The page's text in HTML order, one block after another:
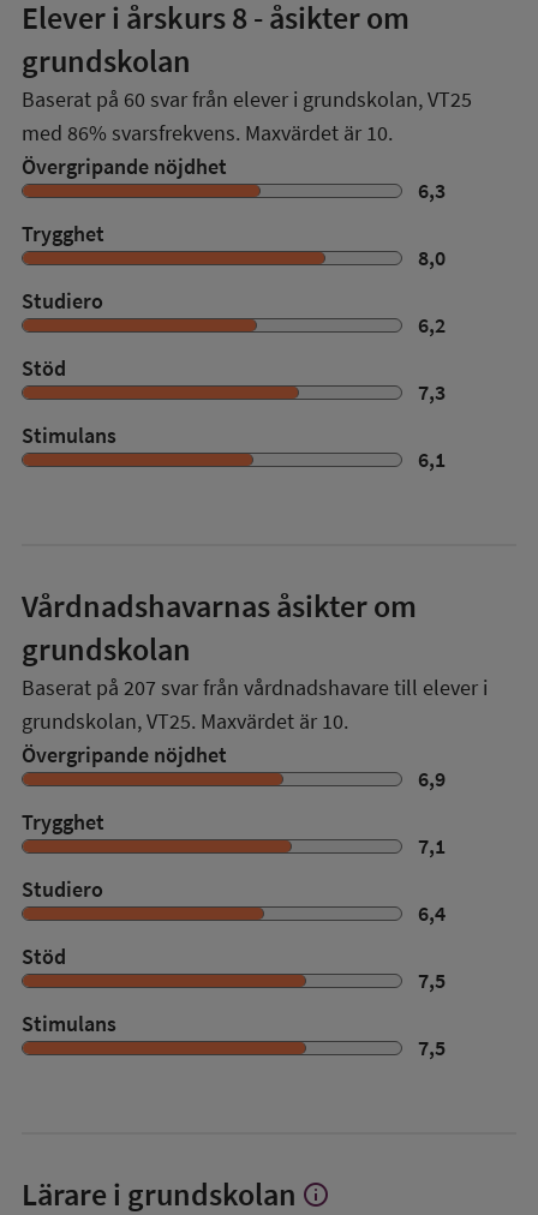
Elever i årskurs 8- åsikter om
grundskolan
Baserat på 60 svar från elever i grundskolan,VT25
med 86% svarsfrekvens. Maxvärdet är 10.
Övergripande nöjdhet
6,3
Trygghet
8,0
Studiero
6,2
Stöd
7,3
Stimulans
6,1
Vårdnadshavarnas åsikter om
grundskolan
Baserat på 207 svar från vårdnadshavare till elever i
grundskolan,VT25. Maxvärdet är 10.
Övergripande nöjdhet
6,9
Trygghet
7,1
Studiero
6,4
Stöd
7,5
Stimulans
7,5
Lärare i grundskolan Visa
info